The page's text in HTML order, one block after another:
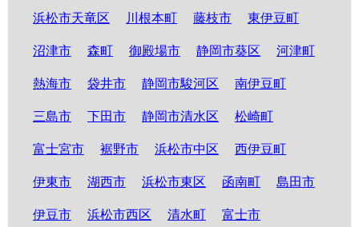
浜松市天竜区 川根本町 藤枝市 東伊豆町
沼津市 森町 御殿場市 静岡市葵区 河津町
熱海市 袋井市 静岡市駿河区 南伊豆町
三島市 下田市 静岡市清水区 松崎町
富士宮市 裾野市 浜松市中区 西伊豆町
伊東市 湖西市 浜松市東区 函南町 島田市
伊豆市 浜松市西区 清水町 富士市